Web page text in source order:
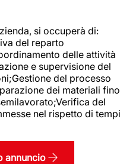
si occuperà di:
del reparto
delle attività
e supervisione del
del processo
dei materiali fino
del
nel rispetto di
annuncio